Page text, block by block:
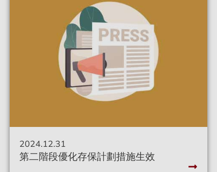
2024.12.31
第二階段優化存保計劃措施生效